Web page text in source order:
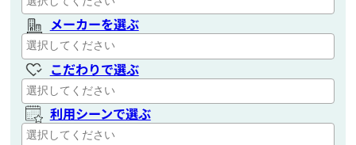
メーカーを選ぶ
こだわりで選ぶ
利用シーンで選ぶ